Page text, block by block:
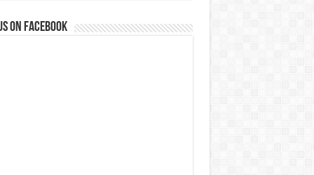
on Facebook